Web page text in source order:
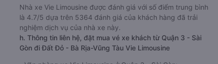
Nhà xe Vie Limousine được đánh giá với số điểm trung bình
là 4.7/5 dựa trên 5364 đánh giá của khách hàng đã trải
nghiệm dịch vụ của nhà xe này.
h. Thông tin liên hệ, đặt mua vé xe khách từ Quận 3 - Sài
Gòn đi Đất Đỏ - Bà Rịa-Vũng Tàu Vie Limousine